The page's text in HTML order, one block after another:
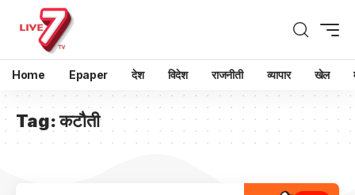
Home Epaper देश विदेश राजनीती व्यापार खेल
Tag:कटौती